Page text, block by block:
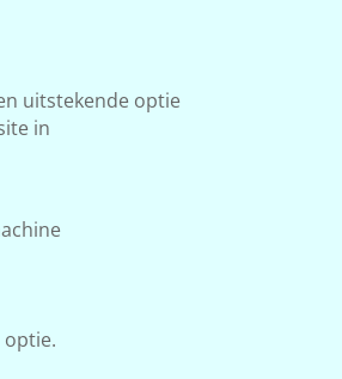
uitstekende optie
in
optie.